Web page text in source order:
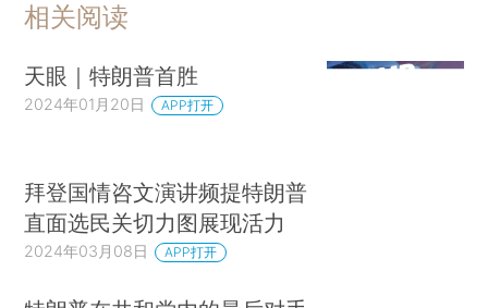
相关阅读
天眼｜特朗普首胜
2024年01月20日 APP打开
拜登国情咨文演讲频提特朗普
直面选民关切力图展现活力
2024年03月08日 APP打开